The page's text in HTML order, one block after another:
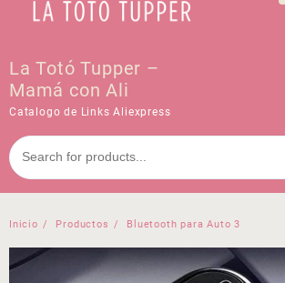
La Totó Tupper –
Mamá con Ali
Catalogo de Links Aliexpress
Inicio Productos Bluetooth para Auto 3